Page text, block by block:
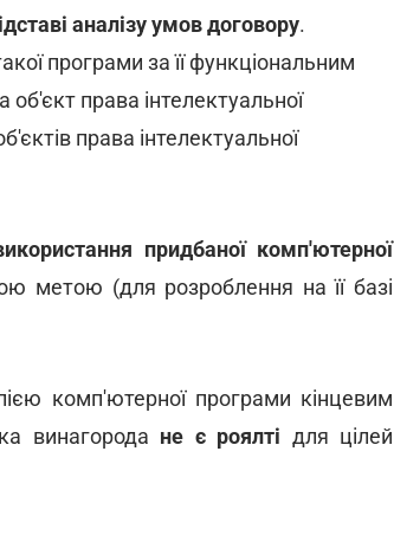
аналізу умов договору.
програми за її функціональним
права інтелектуальної
права інтелектуальної
придбаної комп'ютерної
метою (для розроблення на її базі
комп'ютерної програми кінцевим
винагорода не є роялті для цілей